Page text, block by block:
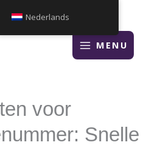
MENU
voor
Snelle
Nederlands